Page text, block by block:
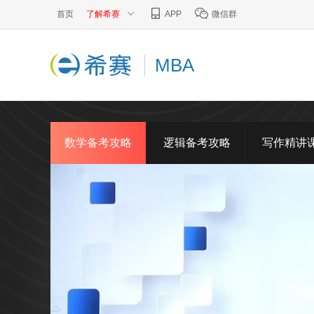
首页 了解希赛 APP 微信群
MBA
数学备考攻略 逻辑备考攻略 写作精讲